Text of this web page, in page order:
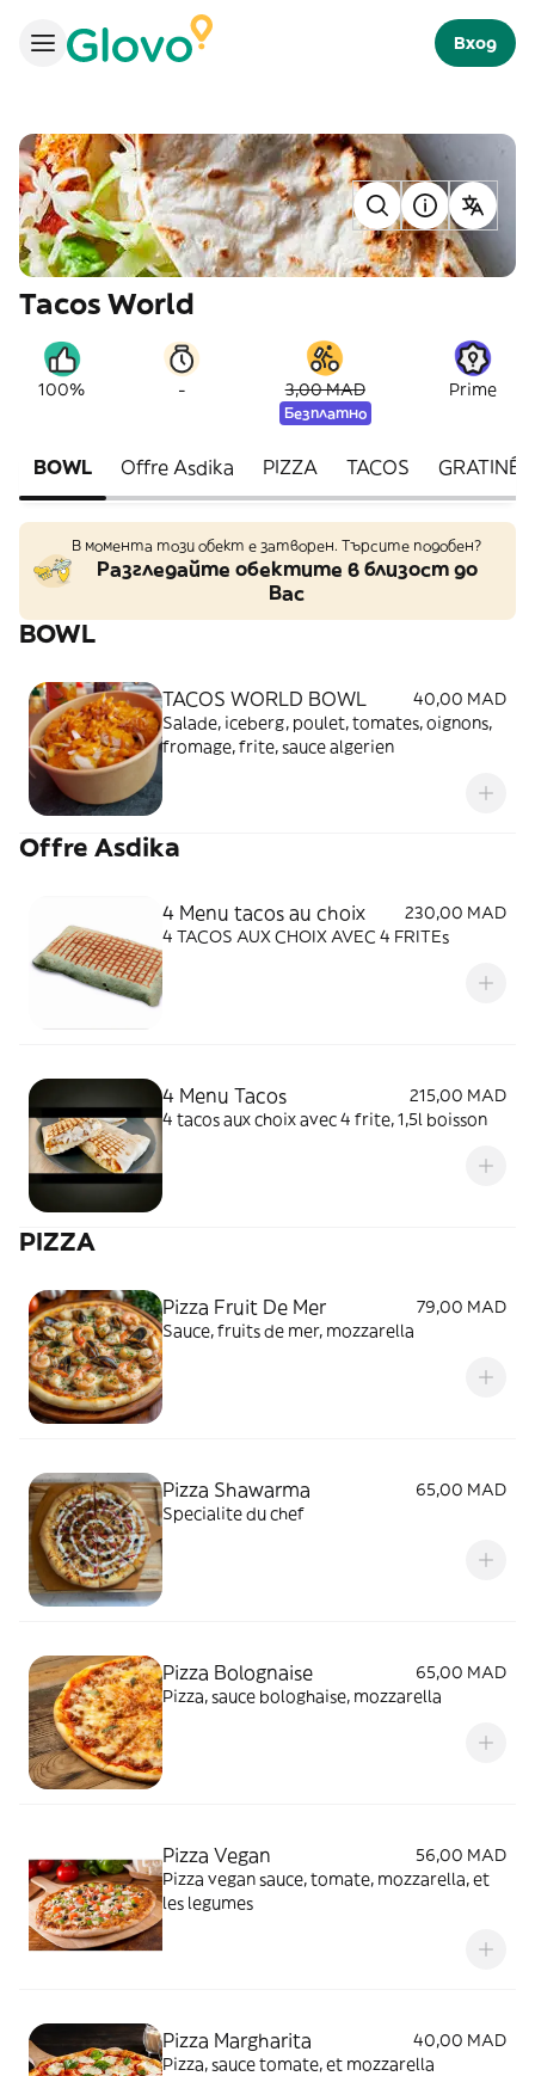
Вход
Tacos World
100% - 3,00 MAD
Безплатно
Prime
BOWL Offre Asdika PIZZA TACOS GRATINÉ
В момента този обект е затворен. Търсите подобен?
Разгледайте обектите в близост до
Вас
BOWL
TACOS WORLD BOWL
40,00 MAD
Salade, iceberg, poulet, tomates, oignons,
fromage, frite, sauce algerien
Offre Asdika
4 Menu tacos au choix
230,00 MAD
4 TACOS AUX CHOIX AVEC 4 FRITEs
4 Menu Tacos
215,00 MAD
4 tacos aux choix avec 4 frite, 1,5l boisson
PIZZA
Pizza Fruit De Mer
79,00 MAD
Sauce, fruits de mer, mozzarella
Pizza Shawarma
65,00 MAD
Specialite du chef
Pizza Bolognaise
65,00 MAD
Pizza, sauce bologhaise, mozzarella
Pizza Vegan
56,00 MAD
Pizza vegan sauce, tomate, mozzarella, et
les legumes
Pizza Margharita
40,00 MAD
Pizza, sauce tomate, et mozzarella